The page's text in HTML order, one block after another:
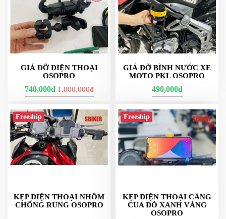
HÀNG
GIÁ ĐỠ ĐIỆN THOẠI
OSOPRO
740,000đ1,800,000đ
GIÁ ĐỠ BÌNH NƯỚC XE
MOTO PKL OSOPRO
490,000đ
Freeship
KẸP ĐIỆN THOẠI NHÔM
CHỐNG RUNG OSOPRO
Freeship
KẸP ĐIỆN THOẠI CÀNG
CUA ĐỎ XANH VÀNG
OSOPRO